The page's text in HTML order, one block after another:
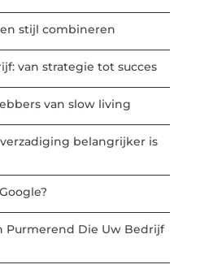
stijl combineren
van strategie tot succes
van slow living
belangrijker is
Purmerend Die Uw Bedrijf